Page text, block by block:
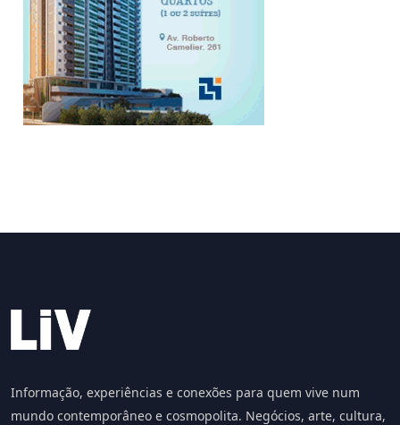
Informação, experiências e conexões para quem vive num
mundo contemporâneo e cosmopolita. Negócios, arte, cultura,